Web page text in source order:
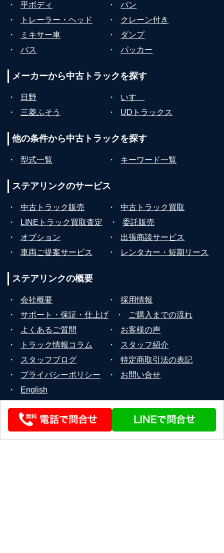
・
平ボディ ・
バン
・
トレーラー・ヘッド ・
クレーン付き
・
ミキサー車 ・
ダンプ
・
バス ・ パッカー
メーカーから中古トラックを探す
・ 日野 ・
いすゞ
・
三菱ふそう ・ UDトラックス
他の条件から中古トラックを探す
・ 型式一覧 ・ キーワード一覧
ステアリンクのサービス
・ 中古トラック販売 ・
中古トラック買取
・
LINEトラック買取査定 ・
委託販売
・
オプション ・
出張商談サービス
・
車両ご提案サービス ・ レンタカー・短期リース
ステアリンクの概要
・ 会社概要 ・
採用情報
・
サポート・保証・仕上げ ・
ご購入までの流れ
・
よくあるご質問 ・
お客様の声
・
トラック情報コラム ・
スタッフ紹介
・
スタッフブログ ・
特定商取引法の表記
・
プライバシーポリシー ・
お問い合せ
・
English
© 2026 STEERLINK Co.,Ltd